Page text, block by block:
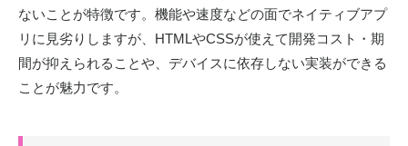
ないことが特徴です。機能や速度などの面でネイティブアプ
リに見劣りしますが、HTMLやCSSが使えて開発コスト・期
間が抑えられることや、デバイスに依存しない実装ができる
ことが魅力です。